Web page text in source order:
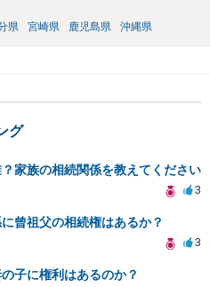
県 宮崎県 鹿児島県 沖縄県
グ
家族の相続関係を教えてください
3
曾祖父の相続権はあるか？
3
子に権利はあるのか？